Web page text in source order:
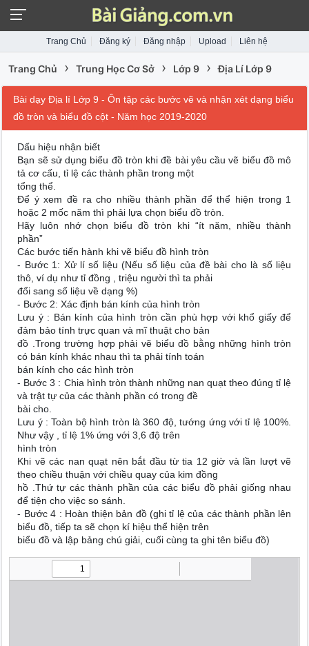
Trang Chủ Đăng ký Đăng nhập Upload Liên hệ
Trang Chủ › Trung Học Cơ Sở › Lớp 9 › Địa Lí Lớp 9
Bài dạy Địa lí Lớp 9 - Ôn tập các bước vẽ và nhận xét dạng biểu
đồ tròn và biểu đồ cột - Năm học 2019-2020
Dấu hiệu nhận biết
Bạn sẽ sử dụng biểu đồ tròn khi đề bài yêu cầu vẽ biểu đồ mô
tả cơ cấu, tỉ lệ các thành phần trong một
tổng thể.
Để ý xem đề ra cho nhiều thành phần để thể hiện trong 1
hoặc 2 mốc năm thì phải lựa chọn biểu đồ tròn.
Hãy luôn nhớ chọn biểu đồ tròn khi “ít năm, nhiều thành
phần”
Các bước tiến hành khi vẽ biểu đồ hình tròn
- Bước 1: Xử lí số liệu (Nếu số liệu của đề bài cho là số liệu
thô, ví dụ như tỉ đồng , triệu người thì ta phải
đổi sang số liệu về dạng %)
- Bước 2: Xác định bán kính của hình tròn
Lưu ý : Bán kính của hình tròn cần phù hợp với khổ giấy để
đảm bảo tính trực quan và mĩ thuật cho bản
đồ .Trong trường hợp phải vẽ biểu đồ bằng những hình tròn
có bán kính khác nhau thì ta phải tính toán
bán kính cho các hình tròn
- Bước 3 : Chia hình tròn thành những nan quạt theo đúng tỉ lệ
và trật tự của các thành phần có trong đề
bài cho.
Lưu ý : Toàn bộ hình tròn là 360 độ, tướng ứng với tỉ lệ 100%.
Như vậy , tỉ lệ 1% ứng với 3,6 độ trên
hình tròn
Khi vẽ các nan quạt nên bắt đầu từ tia 12 giờ và lần lượt vẽ
theo chiều thuận với chiều quay của kim đồng
hồ .Thứ tự các thành phần của các biểu đồ phải giống nhau
để tiện cho việc so sánh.
- Bước 4 : Hoàn thiện bản đồ (ghi tỉ lệ của các thành phần lên
biểu đồ, tiếp ta sẽ chọn kí hiệu thể hiện trên
biểu đồ và lập bảng chú giải, cuối cùng ta ghi tên biểu đồ)